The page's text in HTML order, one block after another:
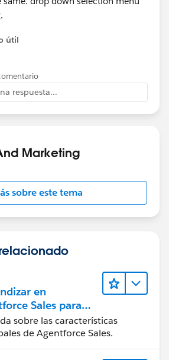
útil
respuesta...
Marketing
sobre este tema
en
Sales para
sobre las características
de Agentforce Sales.